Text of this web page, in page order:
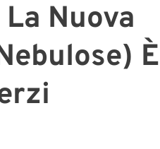
La Nuova
È